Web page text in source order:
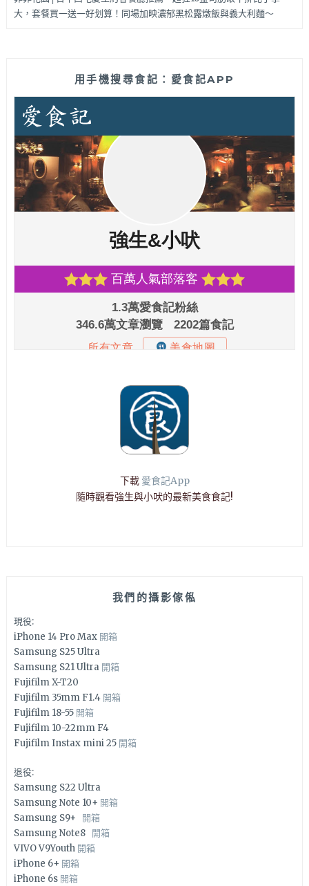
大，套餐買一送一好划算！同場加映濃郁黑松露燉飯與義大利麵～
用手機搜尋食記：愛食記APP
下載 愛食記App
隨時觀看強生與小吠的最新美食食記!
我們的攝影傢俬
現役:
iPhone 14 Pro Max 開箱
Samsung S25 Ultra
Samsung S21 Ultra 開箱
Fujifilm X-T20
Fujifilm 35mm F1.4 開箱
Fujifilm 18-55 開箱
Fujifilm 10-22mm F4
Fujifilm Instax mini 25 開箱
退役:
Samsung S22 Ultra
Samsung Note 10+ 開箱
Samsung S9+ 開箱
Samsung Note8 開箱
VIVO V9Youth 開箱
iPhone 6+ 開箱
iPhone 6s 開箱